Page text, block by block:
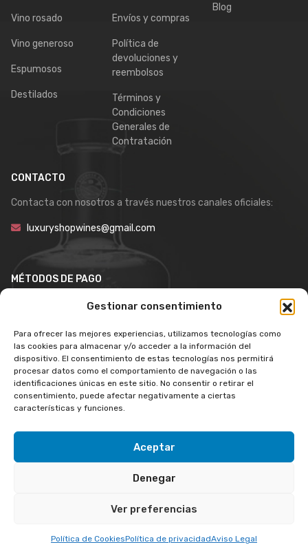
Gestionar consentimiento
Para ofrecer las mejores experiencias, utilizamos tecnologías como
las cookies para almacenar y/o acceder a la información del
dispositivo. El consentimiento de estas tecnologías nos permitirá
procesar datos como el comportamiento de navegación o las
identificaciones únicas en este sitio. No consentir o retirar el
consentimiento, puede afectar negativamente a ciertas
características y funciones.
Aceptar
Denegar
Ver preferencias
Política de CookiesPolítica de privacidadAviso Legal
Vino rosado
Vino generoso
Espumosos
Destilados
Envíos y compras
Política de
devoluciones y
reembolsos
Términos y
Condiciones
Generales de
Contratación
Blog
CONTACTO
Contacta con nosotros a través nuestros canales oficiales:
luxuryshopwines@gmail.com
MÉTODOS DE PAGO
reservados.
Aviso legal
Política de privacidad